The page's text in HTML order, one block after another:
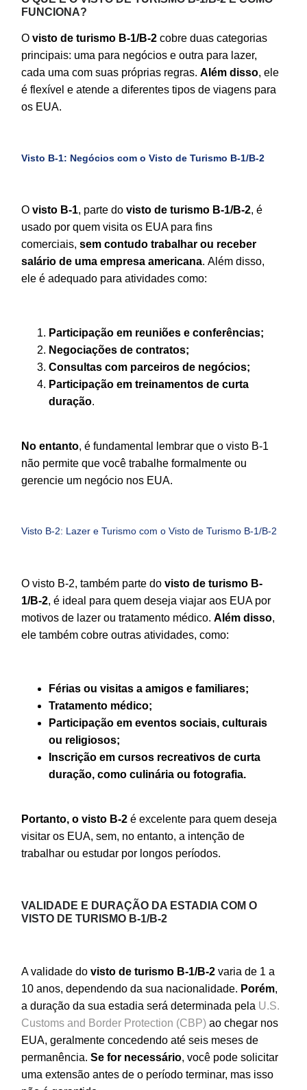
FUNCIONA?
O visto de turismo B-1/B-2 cobre duas categorias
principais: uma para negócios e outra para lazer,
cada uma com suas próprias regras. Além disso, ele
é flexível e atende a diferentes tipos de viagens para
os EUA.
Visto B-1: Negócios com o Visto de Turismo B-1/B-2
O visto B-1, parte do visto de turismo B-1/B-2, é
usado por quem visita os EUA para fins
comerciais, sem contudo trabalhar ou receber
salário de uma empresa americana. Além disso,
ele é adequado para atividades como:
Participação em reuniões e conferências;
Negociações de contratos;
Consultas com parceiros de negócios;
Participação em treinamentos de curta
duração.
No entanto, é fundamental lembrar que o visto B-1
não permite que você trabalhe formalmente ou
gerencie um negócio nos EUA.
Visto B-2: Lazer e Turismo com o Visto de Turismo B-1/B-2
O visto B-2, também parte do visto de turismo B-
1/B-2, é ideal para quem deseja viajar aos EUA por
motivos de lazer ou tratamento médico. Além disso,
ele também cobre outras atividades, como:
Férias ou visitas a amigos e familiares;
Tratamento médico;
Participação em eventos sociais, culturais
ou religiosos;
Inscrição em cursos recreativos de curta
duração, como culinária ou fotografia.
Portanto, o visto B-2 é excelente para quem deseja
visitar os EUA, sem, no entanto, a intenção de
trabalhar ou estudar por longos períodos.
VALIDADE E DURAÇÃO DA ESTADIA COM O
VISTO DE TURISMO B-1/B-2
A validade do visto de turismo B-1/B-2 varia de 1 a
10 anos, dependendo da sua nacionalidade. Porém,
a duração da sua estadia será determinada pela U.S.
Customs and Border Protection (CBP) ao chegar nos
EUA, geralmente concedendo até seis meses de
permanência. Se for necessário, você pode solicitar
uma extensão antes de o período terminar, mas isso